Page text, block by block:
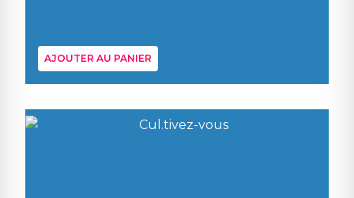
AJOUTER AU PANIER